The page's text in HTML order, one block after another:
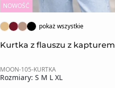
NOWOŚĆ
pokaż wszystkie
Kurtka z flauszu z
MOON-105-KURTKA
Rozmiary: S M L XL